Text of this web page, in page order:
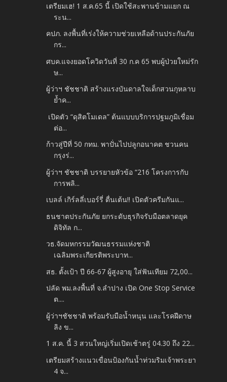
เตรียมเฮ! 1 ส.ค.65 นี้ เปิดใช้สะพานข้ามแยก ณ
ระน...
คปภ. ลงพื้นที่เร่งให้ความช่วยเหลือด้านประกันภัย
กร...
ศบค.แจงยอดโควิดวันที่ 30 ก.ค 65 พบผู้ป่วยใหม่รัก
ษ...
ผู้ว่าฯ ชัชชาติ สร้างแรงบันดาลใจเด็กสวนกุหลาบ
ย้ำค...
เปิดตัว “ดุสิตโมเดล” ต้นแบบบริการปฐมภูมิเชื่อม
ต่อ...
ก้าวสู่ปีที่ 50 กทม. พาปั่นไปปลูกอนาคต ชวนคน
กรุงร่...
ผู้ว่าฯ ชัชชาติ บรรยายหัวข้อ “216 โครงการกับ
การพลิ...
เบลล์ เกิร์ลลี่เบอร์รี่ ตื่นเต้น!! เปิดตัวครีมกันแ...
ธนชาตประกันภัย ยกระดับธุรกิจรับมือตลาดยุค
ดิจิทัล ก...
วธ.จัดมหกรรมวัฒนธรรมแห่งชาติ
เฉลิมพระเกียรติพระบาท...
สธ. ตั้งเป้า ปี 66-67 ผู้สูงอายุ ใส่ฟันเทียม 72,00...
ปลัด พม.ลงพื้นที่ จ.ลำปาง เปิด One Stop Service
ต....
ผู้ว่าฯชัชชาติ พร้อมรับมือน้ำหนุน และโรคฝีดาษ
ลิง ข...
1 ส.ค. นี้ 3 สวนใหญ่เริ่มเปิดเช้าตรู่ 04.30 ถึง 22...
เตรียมสร้างแนวเขื่อนป้องกันน้ำท่วมริมเจ้าพระยา
4 จ...